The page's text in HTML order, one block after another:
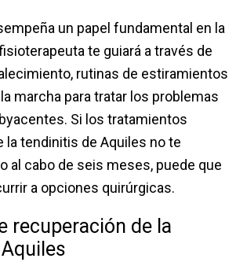
un papel fundamental en la
te guiará a través de
rutinas de estiramientos
marcha para tratar los problemas
Si los tratamientos
la tendinitis de Aquiles no te
al cabo de seis meses, puede que
a opciones quirúrgicas.
recuperación de la